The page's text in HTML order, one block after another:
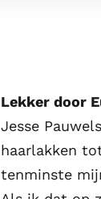
Lekker door
Jesse
haarlakken
tenminste